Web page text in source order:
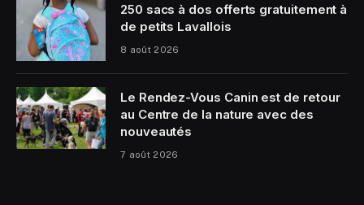
250 sacs à dos offerts gratuitement à
de petits Lavallois
8 août 2026
Le Rendez-Vous Canin est de retour
au Centre de la nature avec des
nouveautés
7 août 2026